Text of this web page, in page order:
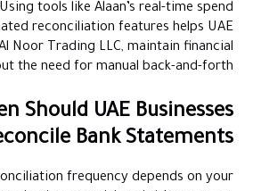
tools like Alaan’s real-time spend
reconciliation features helps UAE
Noor Trading LLC, maintain financial
the need for manual back-and-forth.
Should UAE Businesses
Bank Statements?
frequency depends on your